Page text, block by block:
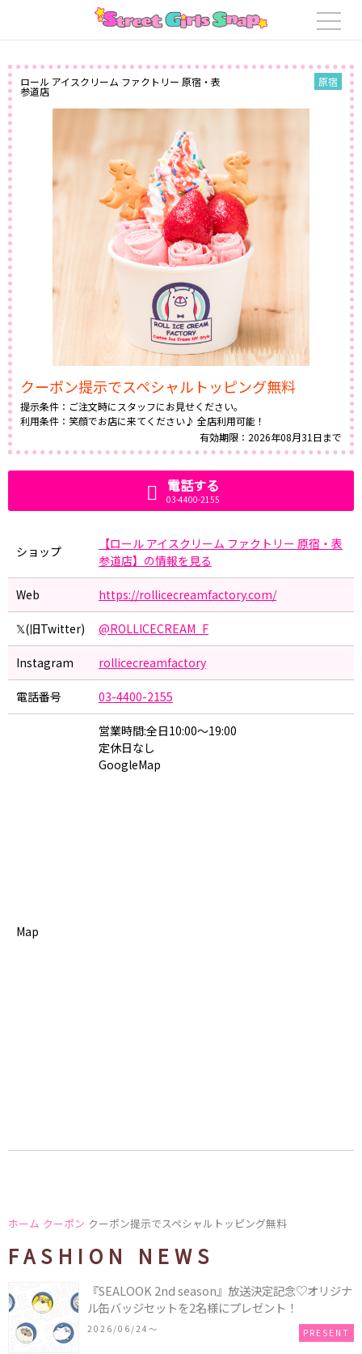
ロール アイスクリーム ファクトリー 原宿・表
参道店
原宿
クーポン提示でスペシャルトッピング無料
提示条件： ご注文時にスタッフにお見せください。
利用条件： 笑顔でお店に来てください♪ 全店利用可能！
有効期限：2026年08月31日まで
電話する
03-4400-2155
ショップ
【ロール アイスクリーム ファクトリー 原宿・表
参道店】の情報を見る
Web https://rollicecreamfactory.com/
𝕏(旧Twitter) @ROLLICECREAM_F
Instagram rollicecreamfactory
電話番号 03-4400-2155
Map
営業時間:全日10:00～19:00
定休日なし
GoogleMap
ホーム クーポン クーポン提示でスペシャルトッピング無料
FASHION NEWS
『SEALOOK 2nd season』放送決定記念♡オリジナ
ル缶バッジセットを2名様にプレゼント！
2026/06/24〜 PRESENT